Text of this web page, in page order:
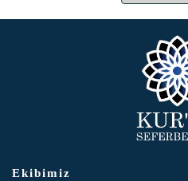
Ekibimiz